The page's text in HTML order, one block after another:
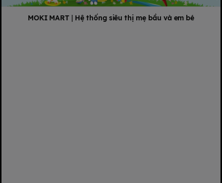
MOKI MART | Hệ thống siêu thị mẹ bầu và em bé